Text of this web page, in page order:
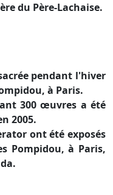
du Père-Lachaise.
pendant l'hiver
à Paris.
300 œuvres a été
2005.
ont été exposés
Pompidou, à Paris,